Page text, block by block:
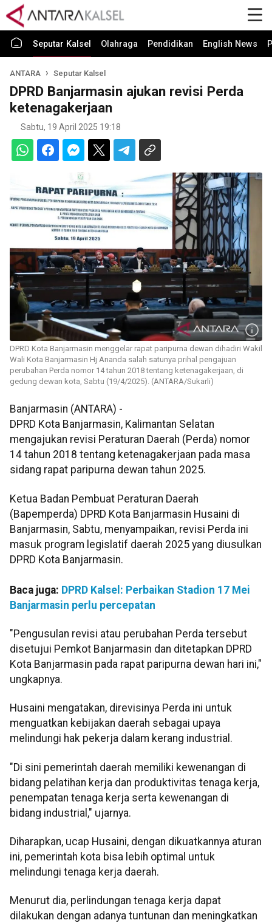
Seputar Kalsel Olahraga Pendidikan English News
ANTARA Seputar Kalsel
DPRD Banjarmasin ajukan revisi Perda
ketenagakerjaan
Sabtu, 19 April 2025 19:18
DPRD Kota Banjarmasin menggelar rapat paripurna dewan dihadiri Wakil
Wali Kota Banjarmasin Hj Ananda salah satunya prihal pengajuan
perubahan Perda nomor 14 tahun 2018 tentang ketenagakerjaan, di
gedung dewan kota, Sabtu (19/4/2025). (ANTARA/Sukarli)
Banjarmasin (ANTARA) -
DPRD Kota Banjarmasin, Kalimantan Selatan
mengajukan revisi Peraturan Daerah (Perda) nomor
14 tahun 2018 tentang ketenagakerjaan pada masa
sidang rapat paripurna dewan tahun 2025.
Ketua Badan Pembuat Peraturan Daerah
(Bapemperda) DPRD Kota Banjarmasin Husaini di
Banjarmasin, Sabtu, menyampaikan, revisi Perda ini
masuk program legislatif daerah 2025 yang diusulkan
DPRD Kota Banjarmasin.
Baca juga: DPRD Kalsel: Perbaikan Stadion 17 Mei
Banjarmasin perlu percepatan
"Pengusulan revisi atau perubahan Perda tersebut
disetujui Pemkot Banjarmasin dan ditetapkan DPRD
Kota Banjarmasin pada rapat paripurna dewan hari ini,"
ungkapnya.
Husaini mengatakan, direvisinya Perda ini untuk
menguatkan kebijakan daerah sebagai upaya
melindungi hak pekerja dalam kerang industrial.
"Di sini pemerintah daerah memiliki kewenangan di
bidang pelatihan kerja dan produktivitas tenaga kerja,
penempatan tenaga kerja serta kewenangan di
bidang industrial," ujarnya.
Diharapkan, ucap Husaini, dengan dikuatkannya aturan
ini, pemerintah kota bisa lebih optimal untuk
melindungi tenaga kerja daerah.
Menurut dia, perlindungan tenaga kerja dapat
dilakukan dengan adanya tuntunan dan meningkatkan